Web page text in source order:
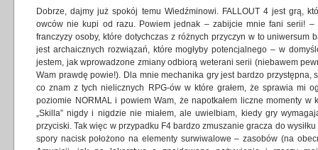
Dobrze, dajmy już spokój temu Wiedźminowi. FALLOUT 4 jest grą,
owców nie kupi od razu. Powiem jednak – zabijcie mnie fani serii! –
franczyzy osoby, które dotychczas z różnych przyczyn w to uniwersum
jest archaicznych rozwiązań, które mogłyby potencjalnego – w
jestem, jak wprowadzone zmiany odbiorą weterani serii (niebawem
Wam prawdę powie!). Dla mnie mechanika gry jest bardzo przystępna,
co znam z tych nielicznych RPG-ów w które grałem, że sprawia mi
poziomie NORMAL i powiem Wam, że napotkałem liczne momenty w
„Skilla” nigdy i nigdzie nie miałem, ale uwielbiam, kiedy gry
przyciski. Tak więc w przypadku F4 bardzo zmuszanie gracza do
spory nacisk położono na elementy surwiwalowe – zasobów (na